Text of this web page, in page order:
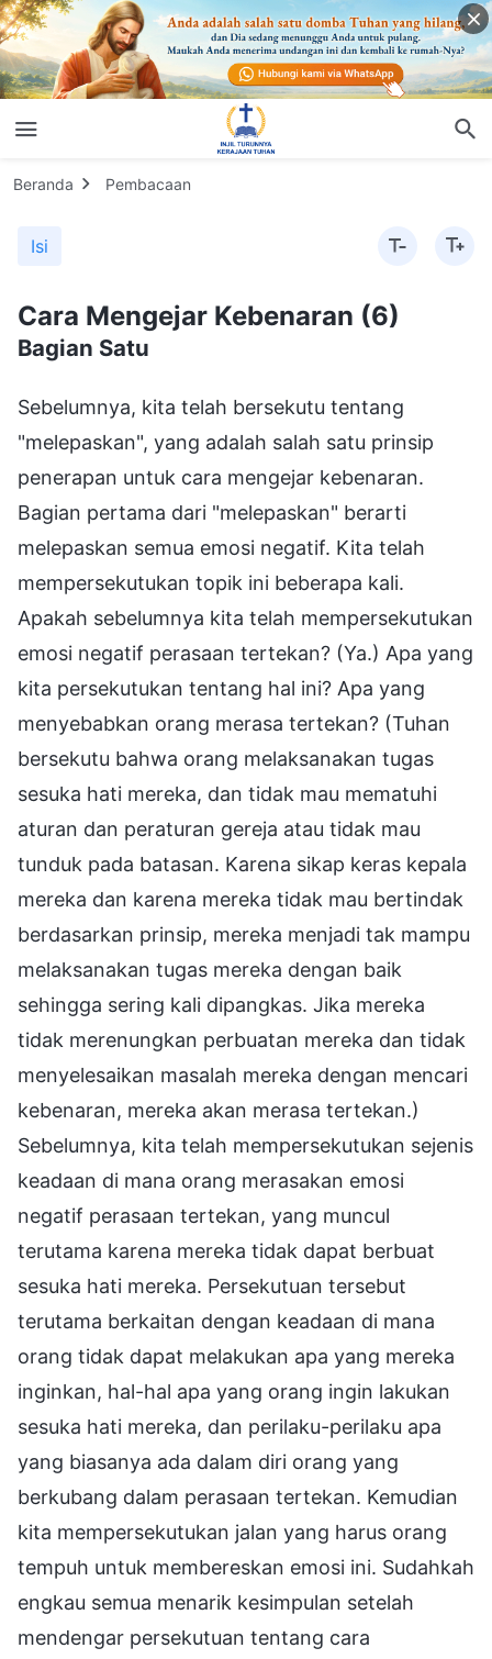
Beranda Pembacaan
Isi
Cara Mengejar Kebenaran (6)
Bagian Satu
Sebelumnya, kita telah bersekutu tentang
"melepaskan", yang adalah salah satu prinsip
penerapan untuk cara mengejar kebenaran.
Bagian pertama dari "melepaskan" berarti
melepaskan semua emosi negatif. Kita telah
mempersekutukan topik ini beberapa kali.
Apakah sebelumnya kita telah mempersekutukan
emosi negatif perasaan tertekan? (Ya.) Apa yang
kita persekutukan tentang hal ini? Apa yang
menyebabkan orang merasa tertekan? (Tuhan
bersekutu bahwa orang melaksanakan tugas
sesuka hati mereka, dan tidak mau mematuhi
aturan dan peraturan gereja atau tidak mau
tunduk pada batasan. Karena sikap keras kepala
mereka dan karena mereka tidak mau bertindak
berdasarkan prinsip, mereka menjadi tak mampu
melaksanakan tugas mereka dengan baik
sehingga sering kali dipangkas. Jika mereka
tidak merenungkan perbuatan mereka dan tidak
menyelesaikan masalah mereka dengan mencari
kebenaran, mereka akan merasa tertekan.)
Sebelumnya, kita telah mempersekutukan sejenis
keadaan di mana orang merasakan emosi
negatif perasaan tertekan, yang muncul
terutama karena mereka tidak dapat berbuat
sesuka hati mereka. Persekutuan tersebut
terutama berkaitan dengan keadaan di mana
orang tidak dapat melakukan apa yang mereka
inginkan, hal-hal apa yang orang ingin lakukan
sesuka hati mereka, dan perilaku-perilaku apa
yang biasanya ada dalam diri orang yang
berkubang dalam perasaan tertekan. Kemudian
kita mempersekutukan jalan yang harus orang
tempuh untuk membereskan emosi ini. Sudahkah
engkau semua menarik kesimpulan setelah
mendengar persekutuan tentang cara